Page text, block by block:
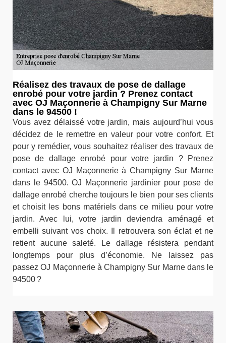
Réalisez des travaux de pose de dallage
enrobé pour votre jardin ? Prenez contact
avec OJ Maçonnerie à Champigny Sur Marne
dans le 94500 !
Vous avez délaissé votre jardin, mais aujourd’hui vous
décidez de le remettre en valeur pour votre confort. Et
pour y remédier, vous souhaitez réaliser des travaux de
pose de dallage enrobé pour votre jardin ? Prenez
contact avec OJ Maçonnerie à Champigny Sur Marne
dans le 94500. OJ Maçonnerie jardinier pour pose de
dallage enrobé cherche toujours le bien pour ses clients
et choisit les bons matériels dans ce milieu pour votre
jardin. Avec lui, votre jardin deviendra aménagé et
embelli suivant vos choix. Il retrouvera son éclat et ne
retient aucune saleté. Le dallage résistera pendant
longtemps pour plus d’économie. Ne laissez pas
passez OJ Maçonnerie à Champigny Sur Marne dans le
94500 ?